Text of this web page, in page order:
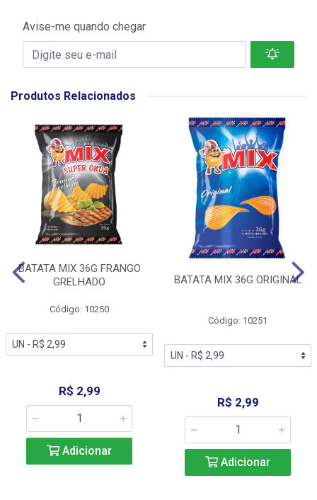
Avise-me quando chegar
Produtos Relacionados
BATATA MIX 36G FRANGO
GRELHADO
Código: 10250
R$ 2,99
Adicionar
BATATA MIX 36G ORIGINAL
Código: 10251
R$ 2,99
Adicionar